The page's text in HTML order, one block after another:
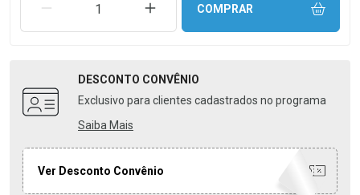
REMOVER UMA UNIDADEAUMENTAR UMA UNIDADE
COMPRAR
DESCONTO CONVÊNIO
Exclusivo para clientes cadastrados no programa
Saiba Mais
Ver Desconto Convênio